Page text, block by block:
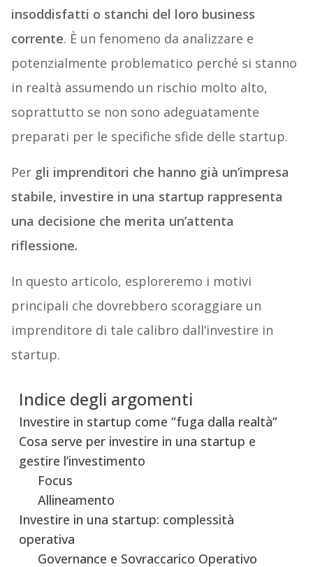
insoddisfatti o stanchi del loro business
corrente. È un fenomeno da analizzare e
potenzialmente problematico perché si stanno
in realtà assumendo un rischio molto alto,
soprattutto se non sono adeguatamente
preparati per le specifiche sfide delle startup.
Per gli imprenditori che hanno già un’impresa
stabile, investire in una startup rappresenta
una decisione che merita un’attenta
riflessione.
In questo articolo, esploreremo i motivi
principali che dovrebbero scoraggiare un
imprenditore di tale calibro dall’investire in
startup.
Indice degli argomenti
Investire in startup come “fuga dalla realtà”
Cosa serve per investire in una startup e
gestire l’investimento
Focus
Allineamento
Investire in una startup: complessità
operativa
Governance e Sovraccarico Operativo